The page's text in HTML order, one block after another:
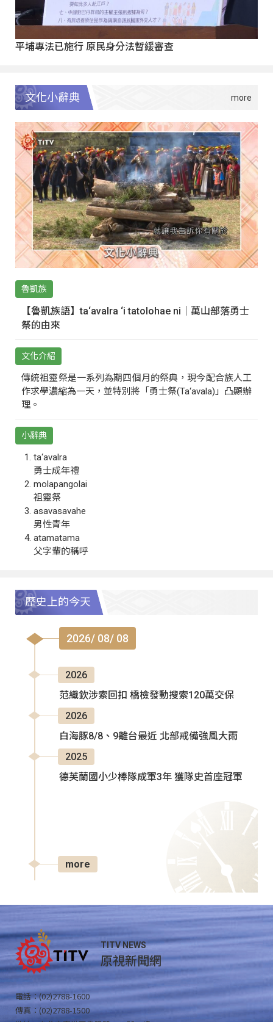
平埔專法已施行 原民身分法暫緩審查
文化小辭典
魯凱族
【魯凱族語】ta‘avalra ‘i tatolohae ni｜萬山部落勇士
祭的由來
文化介紹
傳統祖靈祭是一系列為期四個月的祭典，現今配合族人工
作求學濃縮為一天，並特別將「勇士祭(Ta‘avala)」凸顯辦
理。
小辭典
ta‘avalra
勇士成年禮
molapangolai
祖靈祭
asavasavahe
男性青年
atamatama
父字輩的稱呼
歷史上的今天
2026/ 08/ 08
2026
范織欽涉索回扣 橋檢發動搜索120萬交保
2026
白海豚8/8、9離台最近 北部戒備強風大雨
2025
德芙蘭國小少棒隊成軍3年 獲隊史首座冠軍
more
TITV NEWS
原視新聞網
電話：(02)2788-1600
傳真：(02)2788-1500